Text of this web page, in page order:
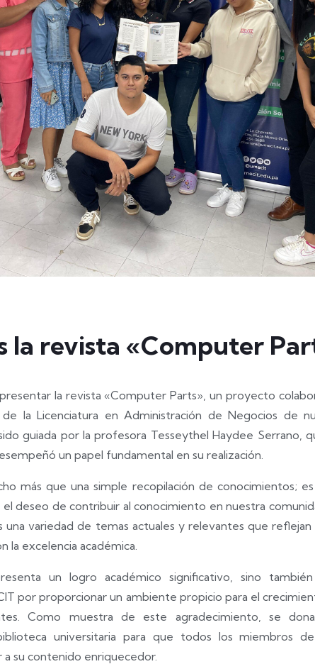
la revista «Computer
la revista «Computer Parts», un proyecto
la Licenciatura en Administración de Negocios de
guiada por la profesora Tesseythel Haydee Serrano,
un papel fundamental en su realización.
más que una simple recopilación de conocimientos;
deseo de contribuir al conocimiento en nuestra
una variedad de temas actuales y relevantes que
la excelencia académica.
un logro académico significativo, sino
por proporcionar un ambiente propicio para el
Como muestra de este agradecimiento, se
universitaria para que todos los miembros
su contenido enriquecedor.